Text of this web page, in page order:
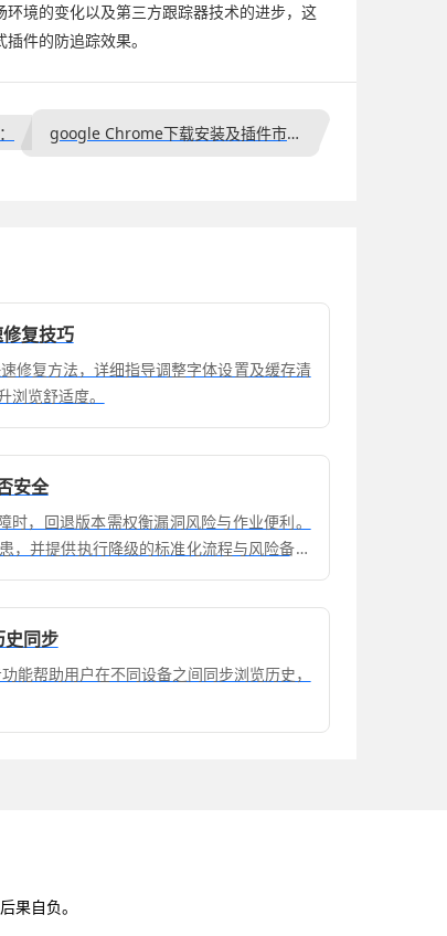
境的变化以及第三方跟踪器技术的进步，这
件的防追踪效果。
google Chrome下载安装及插件市场应用操作
复技巧
修复方法，详细指导调整字体设置及缓存清
览舒适度。
安全
，回退版本需权衡漏洞风险与作业便利。
，并提供执行降级的标准化流程与风险备份
同步
能帮助用户在不同设备之间同步浏览历史，
果自负。